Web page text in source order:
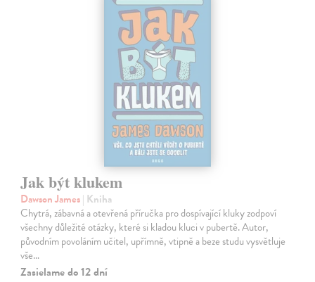
Jak být klukem
Dawson James| Kniha
Chytrá, zábavná a otevřená příručka pro dospívající kluky zodpoví
všechny důležité otázky, které si kladou kluci v pubertě. Autor,
původním povoláním učitel, upřímně, vtipně a beze studu vysvětluje
vše…
Zasielame do 12 dní